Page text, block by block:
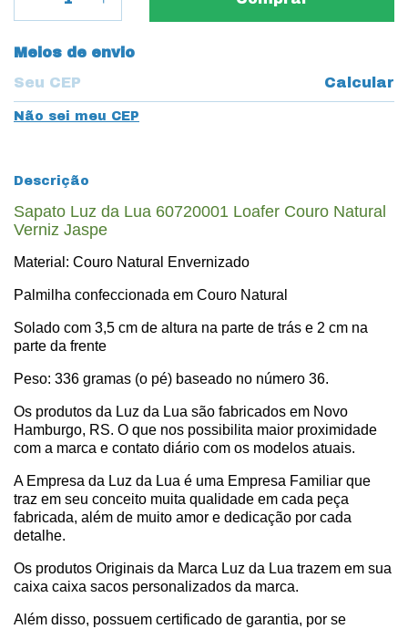
Entregas para o CEP:
Meios de envio
Calcular
Não sei meu CEP
Descrição
Sapato Luz da Lua 60720001 Loafer Couro Natural
Verniz Jaspe
Material: Couro Natural Envernizado
Palmilha confeccionada em Couro Natural
Solado com 3,5 cm de altura na parte de trás e 2 cm na
parte da frente
Peso: 336 gramas (o pé) baseado no número 36.
Os produtos da Luz da Lua são fabricados em Novo
Hamburgo, RS. O que nos possibilita maior proximidade
com a marca e contato diário com os modelos atuais.
A Empresa da Luz da Lua é uma Empresa Familiar que
traz em seu conceito muita qualidade em cada peça
fabricada, além de muito amor e dedicação por cada
detalhe.
Os produtos Originais da Marca Luz da Lua trazem em sua
caixa caixa sacos personalizados da marca.
Além disso, possuem certificado de garantia, por se